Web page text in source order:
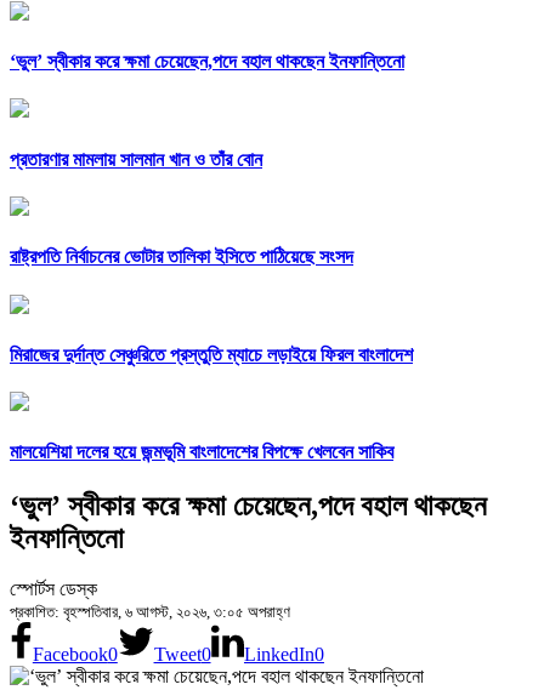
‘ভুল’ স্বীকার করে ক্ষমা চেয়েছেন,পদে বহাল থাকছেন ইনফান্তিনো
প্রতারণার মামলায় সালমান খান ও তাঁর বোন
রাষ্ট্রপতি নির্বাচনের ভোটার তালিকা ইসিতে পাঠিয়েছে সংসদ
মিরাজের দুর্দান্ত সেঞ্চুরিতে প্রস্তুতি ম্যাচে লড়াইয়ে ফিরল বাংলাদেশ
মালয়েশিয়া দলের হয়ে জন্মভূমি বাংলাদেশের বিপক্ষে খেলবেন সাকিব
‘ভুল’ স্বীকার করে ক্ষমা চেয়েছেন,পদে বহাল থাকছেন
ইনফান্তিনো
স্পোর্টস ডেস্ক
প্রকাশিত: বৃহস্পতিবার, ৬ আগস্ট, ২০২৬, ৩:০৫ অপরাহ্ণ
Facebook0 Tweet0 LinkedIn0